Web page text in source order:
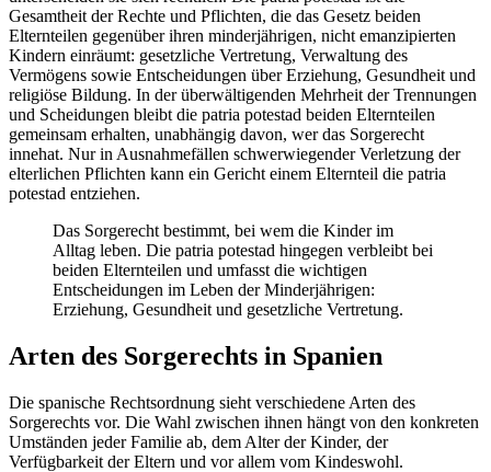
Gesamtheit der Rechte und Pflichten, die das Gesetz beiden
Elternteilen gegenüber ihren minderjährigen, nicht emanzipierten
Kindern einräumt: gesetzliche Vertretung, Verwaltung des
Vermögens sowie Entscheidungen über Erziehung, Gesundheit und
religiöse Bildung. In der überwältigenden Mehrheit der Trennungen
und Scheidungen bleibt die patria potestad beiden Elternteilen
gemeinsam erhalten, unabhängig davon, wer das Sorgerecht
innehat. Nur in Ausnahmefällen schwerwiegender Verletzung der
elterlichen Pflichten kann ein Gericht einem Elternteil die patria
potestad entziehen.
Das Sorgerecht bestimmt, bei wem die Kinder im
Alltag leben. Die patria potestad hingegen verbleibt bei
beiden Elternteilen und umfasst die wichtigen
Entscheidungen im Leben der Minderjährigen:
Erziehung, Gesundheit und gesetzliche Vertretung.
Arten des Sorgerechts in Spanien
Die spanische Rechtsordnung sieht verschiedene Arten des
Sorgerechts vor. Die Wahl zwischen ihnen hängt von den konkreten
Umständen jeder Familie ab, dem Alter der Kinder, der
Verfügbarkeit der Eltern und vor allem vom Kindeswohl.